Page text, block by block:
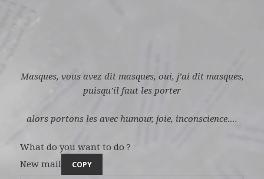
Masques, vous avez dit masques, oui, j’ai dit masques,
puisqu’il faut les porter
alors portons les avec humour, joie, inconscience….
What do you want to do ?
New mail
COPY